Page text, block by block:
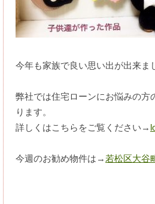
今年も家族で良い思い出が出来
弊社では住宅ローンにお悩みの方
ります。
詳しくはこちらをご覧ください→
今週のお勧め物件は→ 若松区大